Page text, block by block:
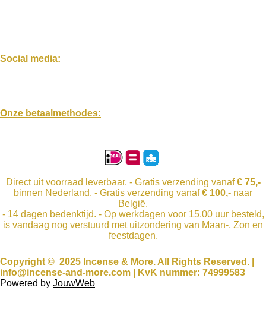
Social media:
c
s
m
a
Onze betaalmethodes:
Direct uit voorraad leverbaar. - Gratis verzending vanaf€ 75,-
binnen Nederland. - Gratis verzending vanaf€ 100,- naar
België.
- 14 dagen bedenktijd. - Op werkdagen voor 15.00 uur besteld,
is vandaag nog verstuurd met uitzondering van Maan-, Zon en
feestdagen.
Copyright © 2025 Incense & More. All Rights Reserved. |
info@incense-and-more.com | KvK nummer: 74999583
Powered by JouwWeb